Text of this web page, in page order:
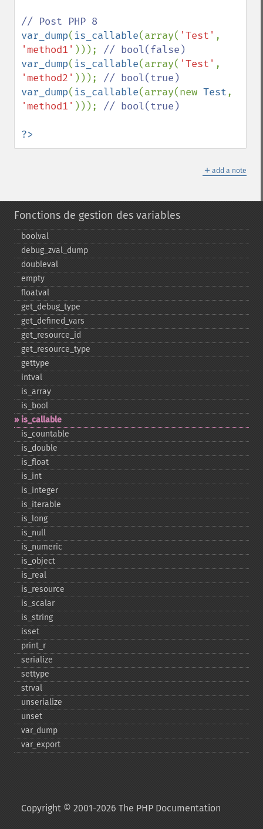
var_dump( is_callable(array( 'Test'
'method1' )));
var_dump( is_callable(array( 'Test'
'method2' )));
var_dump( is_callable(array(new Test
'method1' ))); // bool(true)
?>
＋ add a note
Fonctions de gestion des variables
boolval
debug_​zval_​dump
doubleval
empty
floatval
get_​debug_​type
get_​defined_​vars
get_​resource_​id
get_​resource_​type
gettype
intval
is_​array
is_​bool
is_​callable
is_​countable
is_​double
is_​float
is_​int
is_​integer
is_​iterable
is_​long
is_​null
is_​numeric
is_​object
is_​real
is_​resource
is_​scalar
is_​string
isset
print_​r
serialize
settype
strval
unserialize
unset
var_​dump
var_​export
Copyright © 2001-2026 The PHP Documentation